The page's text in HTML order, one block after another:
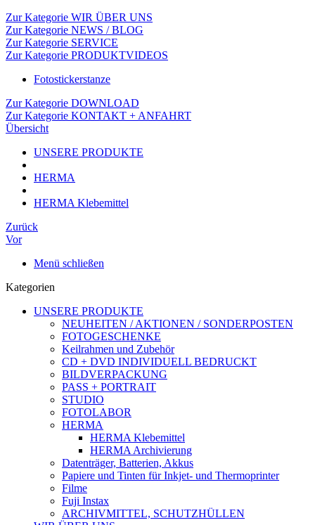
Zur Kategorie WIR ÜBER UNS
Zur Kategorie NEWS / BLOG
Zur Kategorie SERVICE
Zur Kategorie PRODUKTVIDEOS
Fotostickerstanze
Zur Kategorie DOWNLOAD
Zur Kategorie KONTAKT + ANFAHRT
Übersicht
UNSERE PRODUKTE
HERMA
HERMA Klebemittel
Zurück
Vor
Menü schließen
Kategorien
UNSERE PRODUKTE
NEUHEITEN / AKTIONEN / SONDERPOSTEN
FOTOGESCHENKE
Keilrahmen und Zubehör
CD + DVD INDIVIDUELL BEDRUCKT
BILDVERPACKUNG
PASS + PORTRAIT
STUDIO
FOTOLABOR
HERMA
HERMA Klebemittel
HERMA Archivierung
Datenträger, Batterien, Akkus
Papiere und Tinten für Inkjet- und Thermoprinter
Filme
Fuji Instax
ARCHIVMITTEL, SCHUTZHÜLLEN